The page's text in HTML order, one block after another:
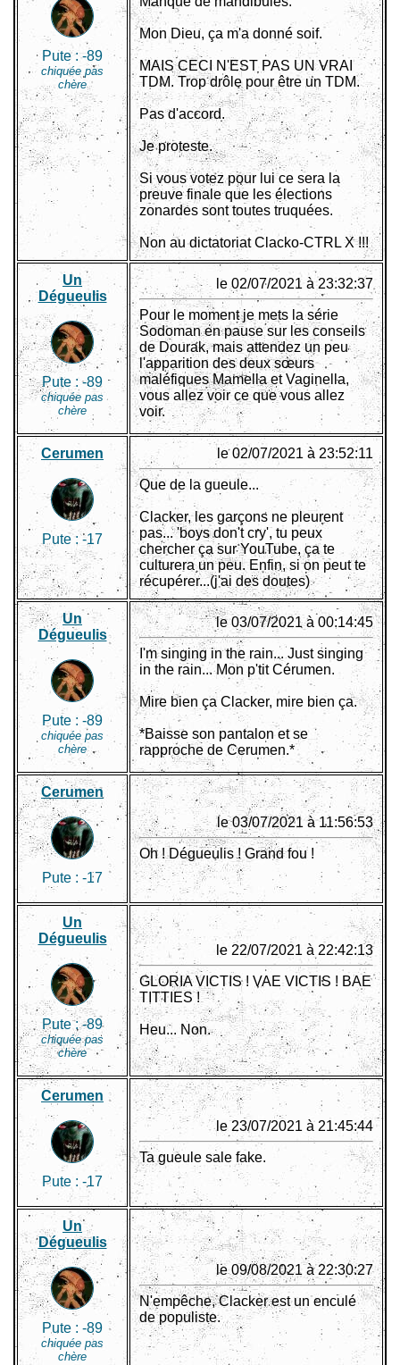
Pute :-89
chiquée pas
chère
Mon Dieu, ça m'a donné soif.
MAIS CECI N'EST PAS UN VRAI
TDM. Trop drôle pour être un TDM.
Pas d'accord.
Je proteste.
Si vous votez pour lui ce sera la
preuve finale que les élections
zonardes sont toutes truquées.
Non au dictatoriat Clacko-CTRL X !!!
Un
Dégueulis
Pute : -89
chiquée pas
chère
le 02/07/2021 à 23:32:37
Pour le moment je mets la série
Sodoman en pause sur les conseils
de Dourak, mais attendez un peu
l'apparition des deux sœurs
maléfiques Mamella et Vaginella,
vous allez voir ce que vous allez
voir.
Cerumen
Pute :-17
le 02/07/2021 à 23:52:11
Que de la gueule...
Clacker, les garçons ne pleurent
pas... 'boys don't cry', tu peux
chercher ça sur YouTube, ça te
culturera un peu. Enfin, si on peut te
récupérer...(j'ai des doutes)
Un
Dégueulis
Pute : -89
chiquée pas
chère
le 03/07/2021 à 00:14:45
I'm singing in the rain... Just singing
in the rain... Mon p'tit Cérumen.
Mire bien ça Clacker, mire bien ça.
*Baisse son pantalon et se
rapproche de Cerumen.*
Cerumen
Pute : -17
le 03/07/2021 à 11:56:53
Oh ! Dégueulis ! Grand fou !
Un
Dégueulis
Pute :-89
chiquée pas
chère
le 22/07/2021 à 22:42:13
GLORIA VICTIS ! VAE VICTIS ! BAE
TITTIES !
Heu... Non.
Cerumen
Pute : -17
le 23/07/2021 à 21:45:44
Ta gueule sale fake.
Un
Dégueulis
Pute : -89
chiquée pas
chère
le 09/08/2021 à 22:30:27
N'empêche, Clacker est un enculé
de populiste.